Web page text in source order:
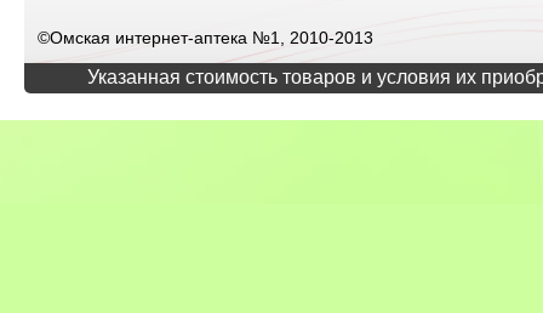
©Омская интернет-аптека №1, 2010-2013
Указанная стоимость товаров и условия их